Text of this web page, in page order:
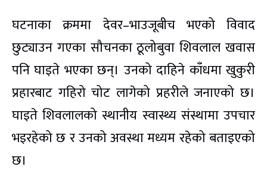
घटनाका क्रममा देवर–भाउजूबीच भएको विवाद
छुट्याउन गएका सौचनका ठूलोबुवा शिवलाल खवास
पनि घाइते भएका छन्। उनको दाहिने काँधमा खुकुरी
प्रहारबाट गहिरो चोट लागेको प्रहरीले जनाएको छ।
घाइते शिवलालको स्थानीय स्वास्थ्य संस्थामा उपचार
भइरहेको छ र उनको अवस्था मध्यम रहेको बताइएको
छ।